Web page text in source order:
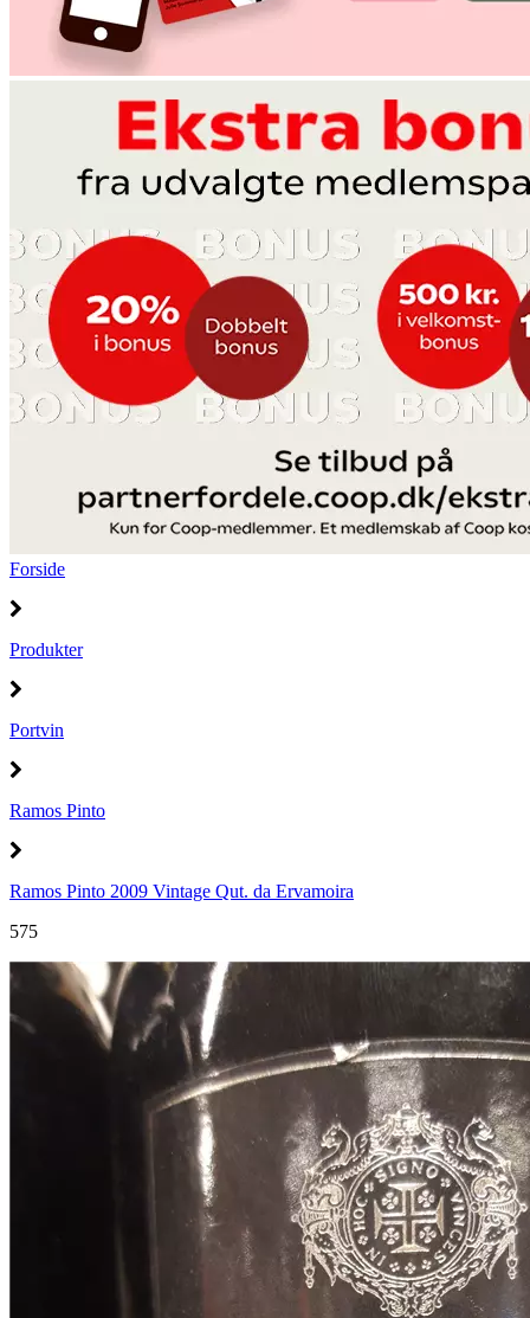
Forside
Produkter
Portvin
Ramos Pinto
Ramos Pinto 2009 Vintage Qut. da Ervamoira
575